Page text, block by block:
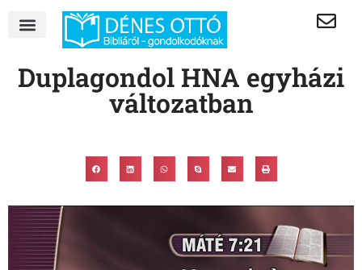
Duplagondol HNA egyházi
változatban